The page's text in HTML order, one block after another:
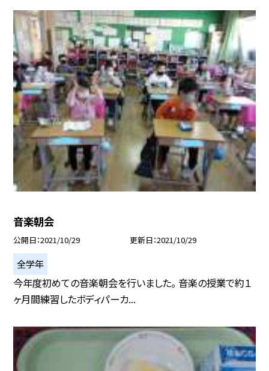
音楽朝会
公開日 2021/10/29 更新日 2021/10/29
全学年
今年度初めての音楽朝会を行いました。 音楽の授業で約１
ヶ月間練習したボディパーカ...